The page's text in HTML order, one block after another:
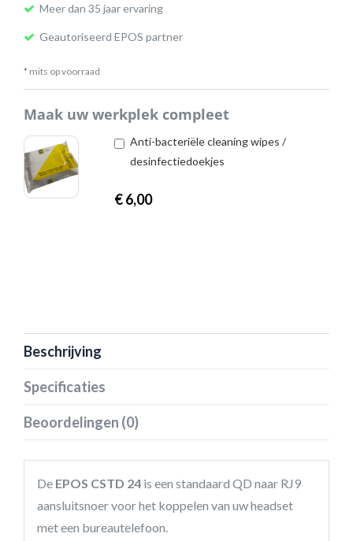
Maak uw werkplek compleet
Anti-bacteriële cleaning wipes /
desinfectiedoekjes
€6,00
Meer dan 35 jaar ervaring
Geautoriseerd EPOS partner
* mits op voorraad
Beschrijving
Specificaties
Beoordelingen (0)
De EPOS CSTD 24is een standaard QD naar RJ9
aansluitsnoer voor het koppelen van uw headset
met een bureautelefoon.